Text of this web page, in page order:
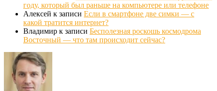
году, который был раньше на компьютере или телефоне
Алексей к записи Если в смартфоне две симки — с
какой тратится интернет?
Владимир к записи Бесполезная роскошь космодрома
Восточный — что там происходит сейчас?